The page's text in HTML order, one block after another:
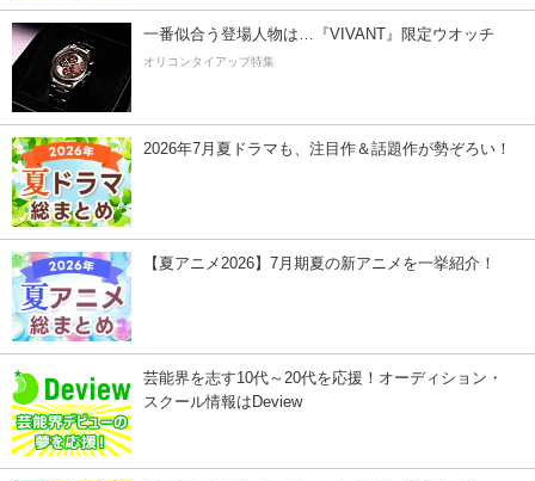
一番似合う登場人物は…『VIVANT』限定ウオッチ
オリコンタイアップ特集
2026年7月夏ドラマも、注目作＆話題作が勢ぞろい！
【夏アニメ2026】7月期夏の新アニメを一挙紹介！
芸能界を志す10代～20代を応援！オーディション・
スクール情報はDeview